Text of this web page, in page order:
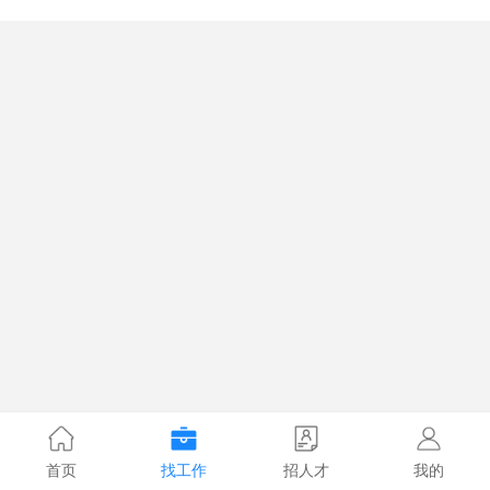
首页 找工作 招人才 我的